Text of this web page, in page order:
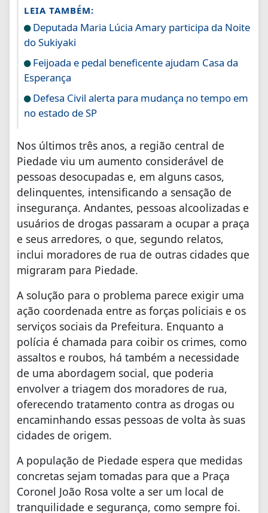
LEIA TAMBÉM:
Deputada Maria Lúcia Amary participa da Noite
do Sukiyaki
Feijoada e pedal beneficente ajudam Casa da
Esperança
Defesa Civil alerta para mudança no tempo em
no estado de SP
Nos últimos três anos, a região central de
Piedade viu um aumento considerável de
pessoas desocupadas e, em alguns casos,
delinquentes, intensificando a sensação de
insegurança. Andantes, pessoas alcoolizadas e
usuários de drogas passaram a ocupar a praça
e seus arredores, o que, segundo relatos,
inclui moradores de rua de outras cidades que
migraram para Piedade.
A solução para o problema parece exigir uma
ação coordenada entre as forças policiais e os
serviços sociais da Prefeitura. Enquanto a
polícia é chamada para coibir os crimes, como
assaltos e roubos, há também a necessidade
de uma abordagem social, que poderia
envolver a triagem dos moradores de rua,
oferecendo tratamento contra as drogas ou
encaminhando essas pessoas de volta às suas
cidades de origem.
A população de Piedade espera que medidas
concretas sejam tomadas para que a Praça
Coronel João Rosa volte a ser um local de
tranquilidade e segurança, como sempre foi.